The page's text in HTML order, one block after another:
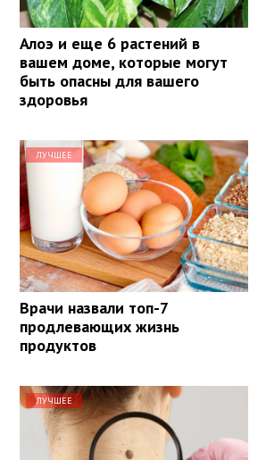
Алоэ и еще 6 растений в
вашем доме, которые могут
быть опасны для вашего
здоровья
ЛУЧШЕЕ
Врачи назвали топ-7
продлевающих жизнь
продуктов
ЛУЧШЕЕ